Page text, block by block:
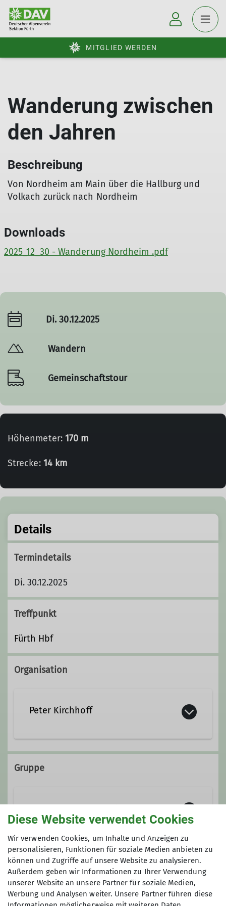
MITGLIED WERDEN
Wanderung zwischen
den Jahren
Beschreibung
Von Nordheim am Main über die Hallburg und
Volkach zurück nach Nordheim
Downloads
2025_12_30 - Wanderung Nordheim .pdf
Di. 30.12.2025
Wandern
Gemeinschaftstour
Höhenmeter: 170 m
Strecke: 14 km
Details
Termindetails
Di. 30.12.2025
Treffpunkt
Fürth Hbf
Organisation
Peter Kirchhoff
0172/94 27 245
Gruppe
Wandergruppe "Franken zu Fuß"
Wir sindeine Wandergruppe unter
dem Dach des Deutschen
Alpenvereins – Sektion Fürth.
Der Name unserer Gruppe„Franken zu
Fuß“ist Programm:Wir sind
Anmeldung
beim Tourenleiter: 0172/94 27 245
Diese Website verwendet Cookies
Wir verwenden Cookies, um Inhalte und Anzeigen zu
personalisieren, Funktionen für soziale Medien anbieten zu
können und Zugriffe auf unsere Website zu analysieren.
Außerdem geben wir Informationen zu Ihrer Verwendung
unserer Website an unsere Partner für soziale Medien,
Werbung und Analysen weiter. Unsere Partner führen diese